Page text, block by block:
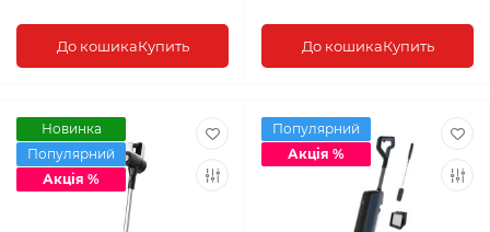
До кошикаКупить До кошикаКупить
Новинка
Популярний
Акція %
Популярний
Акція %